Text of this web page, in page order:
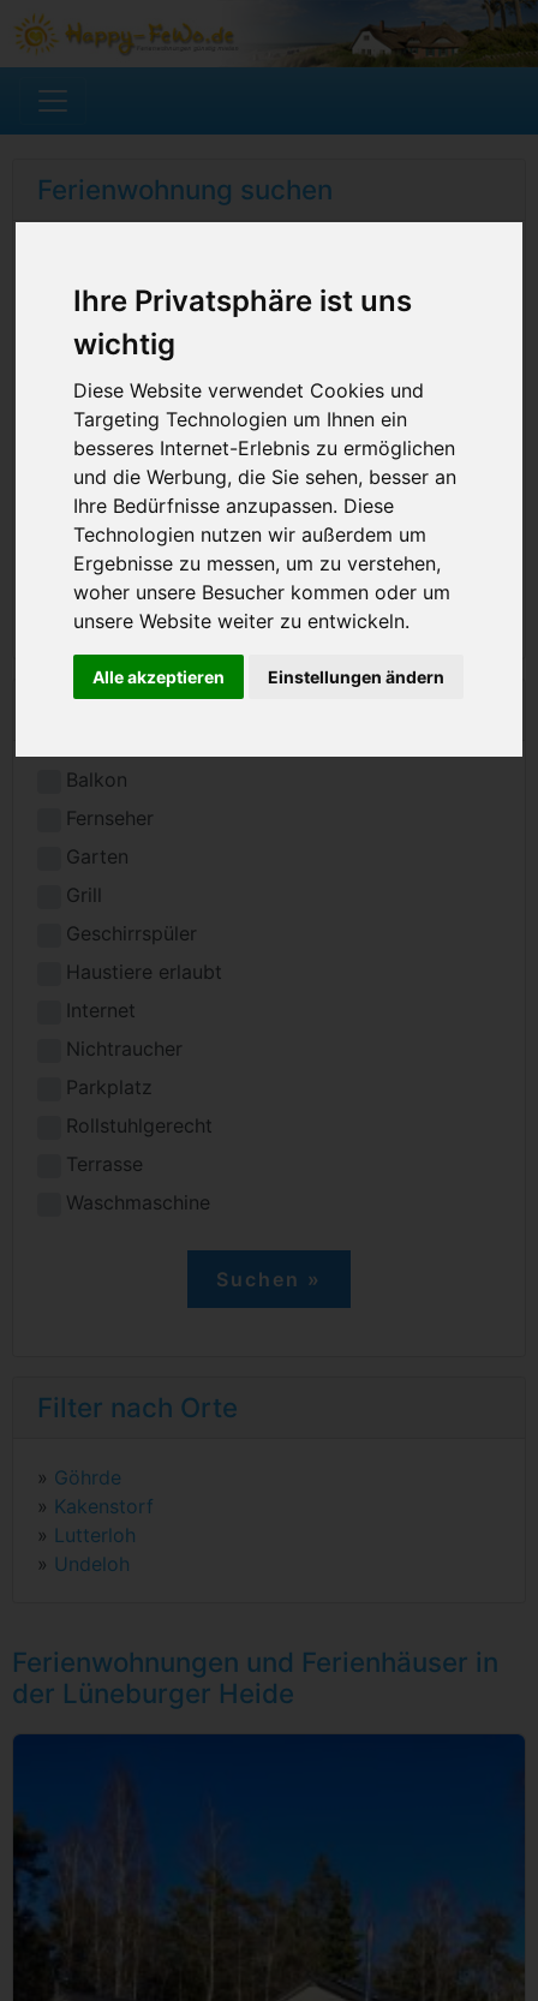
Ihre Privatsphäre ist uns
wichtig
Diese Website verwendet Cookies und
Targeting Technologien um Ihnen ein
besseres Internet-Erlebnis zu ermöglichen
und die Werbung, die Sie sehen, besser an
Ihre Bedürfnisse anzupassen. Diese
Technologien nutzen wir außerdem um
Ergebnisse zu messen, um zu verstehen,
woher unsere Besucher kommen oder um
unsere Website weiter zu entwickeln.
Alle akzeptieren Einstellungen ändern
Ferienwohnung suchen
Ausstattung
Balkon
Fernseher
Garten
Grill
Geschirrspüler
Haustiere erlaubt
Internet
Nichtraucher
Parkplatz
Rollstuhlgerecht
Terrasse
Waschmaschine
Filter nach Orte
» Göhrde
» Kakenstorf
» Lutterloh
» Undeloh
Ferienwohnungen und Ferienhäuser in
der Lüneburger Heide